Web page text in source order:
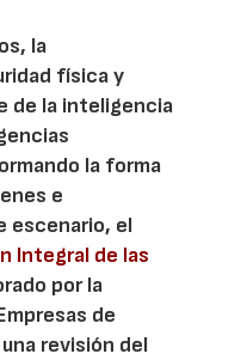
la
física y
de la inteligencia
la forma
e
escenario, el
Integral de las
por la
de
revisión del